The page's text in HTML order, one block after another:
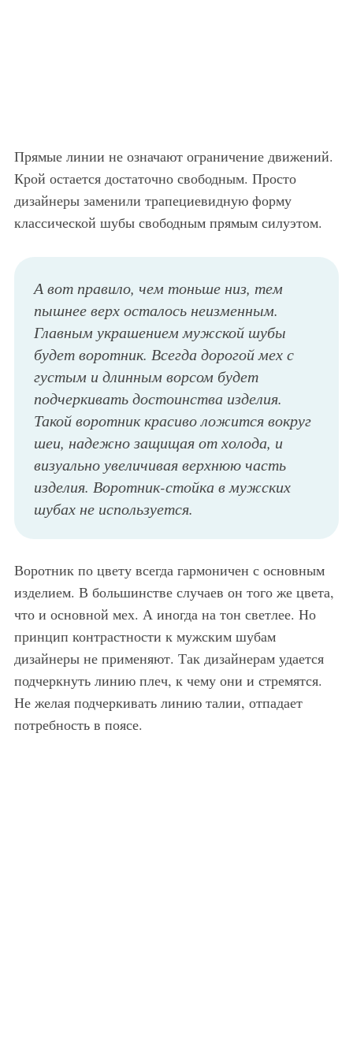
Прямые линии не означают ограничение движений.
Крой остается достаточно свободным. Просто
дизайнеры заменили трапециевидную форму
классической шубы свободным прямым силуэтом.
А вот правило, чем тоньше низ, тем
пышнее верх осталось неизменным.
Главным украшением мужской шубы
будет воротник. Всегда дорогой мех с
густым и длинным ворсом будет
подчеркивать достоинства изделия.
Такой воротник красиво ложится вокруг
шеи, надежно защищая от холода, и
визуально увеличивая верхнюю часть
изделия. Воротник-стойка в мужских
шубах не используется.
Воротник по цвету всегда гармоничен с основным
изделием. В большинстве случаев он того же цвета,
что и основной мех. А иногда на тон светлее. Но
принцип контрастности к мужским шубам
дизайнеры не применяют. Так дизайнерам удается
подчеркнуть линию плеч, к чему они и стремятся.
Не желая подчеркивать линию талии, отпадает
потребность в поясе.